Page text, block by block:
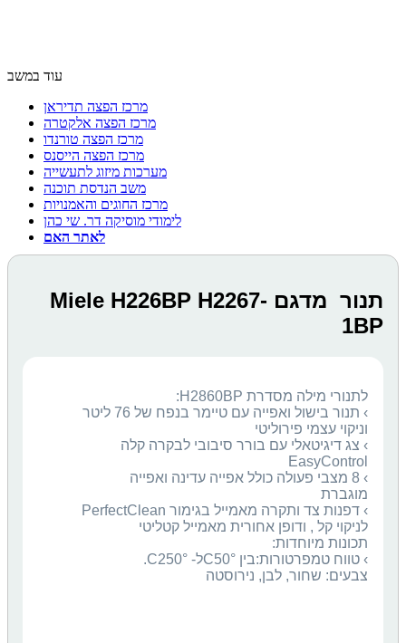
עוד במשב
מרכז הפצה תדיראן
מרכז הפצה אלקטרה
מרכז הפצה טורנדו
מרכז הפצה הייסנס
מערכות מיזוג לתעשייה
משב הנדסת תוכנה
מרכז החוגים והאמנויות
לימודי מוסיקה דר. שי כהן
לאתר האם
תנור מדגם Miele H226BP H2267-
1BP
› תנור בישול ואפייה עם טיימר בנפח של 76 ליטר
› צג דיגיטאלי עם בורר סיבובי לבקרה קלה
› 8 מצבי פעולה כולל אפייה עדינה ואפייה
› דפנות צד ותקרה מאמייל בגימור PerfectClean
צבעים: שחור, לבן, נירוסטה